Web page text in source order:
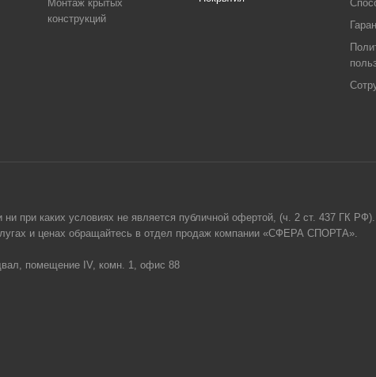
Монтаж крытых
конструкций
при каких условиях не является публичной офертой, (ч. 2 ст. 437 ГК РФ).
и ценах обращайтесь в отдел продаж компании «СФЕРА СПОРТА».
помещение IV, комн. 1, офис 88